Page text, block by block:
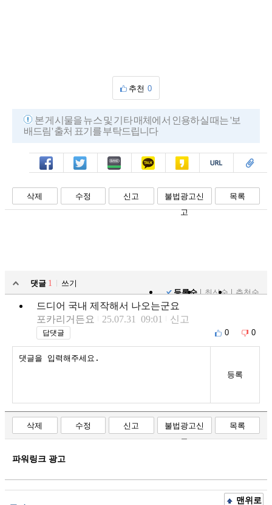
추천 0
본 게시물을 뉴스 및 기타 매체에서 인용하실 때는 '보
배드림' 출처 표기를 부탁드립니다
페북 트윗 밴드 카톡 카스 복사 스크랩
삭제 수정 신고
불법광고신
고
목록
댓글 1
쓰기
등록순
최신순 추천순
드디어 국내 제작해서 나오는군요
포카리거든요
25.07.31 09:01 신고
답댓글 0 0
등록
삭제 수정 신고
불법광고신
고
목록
파워링크 광고
맨위로